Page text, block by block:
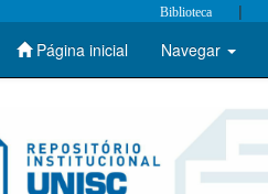
Biblioteca |
Página inicial Navegar